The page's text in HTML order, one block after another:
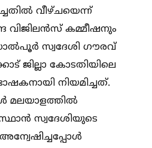
വീഴ്ചയെന്ന്
വിജിലൻസ് കമ്മീഷനും
സ്വദേശി ഗൗരവ്
ജില്ലാ കോടതിയിലെ
നിയമിച്ചത്.
മലയാളത്തില്‍
സ്വദേശിയുടെ